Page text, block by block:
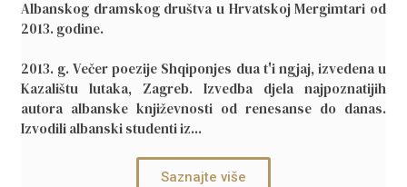
Albanskog dramskog društva u Hrvatskoj Mergimtari od
2013. godine.
2013. g. Večer poezije Shqiponjes dua t'i ngjaj, izvedena u
Kazalištu lutaka, Zagreb. Izvedba djela najpoznatijih
autora albanske književnosti od renesanse do danas.
Izvodili albanski studenti iz...
Saznajte više